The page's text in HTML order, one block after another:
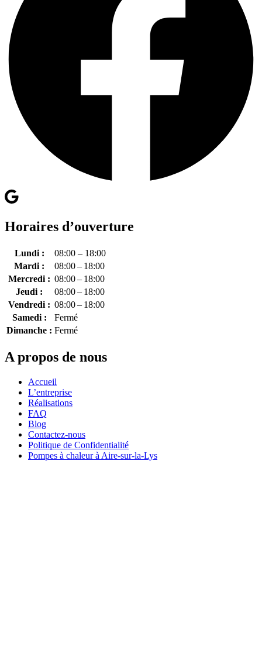
Horaires d’ouverture
Lundi :
08:00 – 18:00
Mardi :
08:00 – 18:00
Mercredi : 08:00 – 18:00
Jeudi :
08:00 – 18:00
Vendredi : 08:00 – 18:00
Samedi :
Fermé
Dimanche : Fermé
A propos de nous
Accueil
L’entreprise
Réalisations
FAQ
Blog
Contactez-nous
Politique de Confidentialité
Pompes à chaleur à Aire-sur-la-Lys